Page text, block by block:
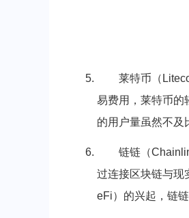
莱特币（
易费用，莱特币的
的用户量虽然不及
链链（
过连接区块链与现
eFi）的兴起，链